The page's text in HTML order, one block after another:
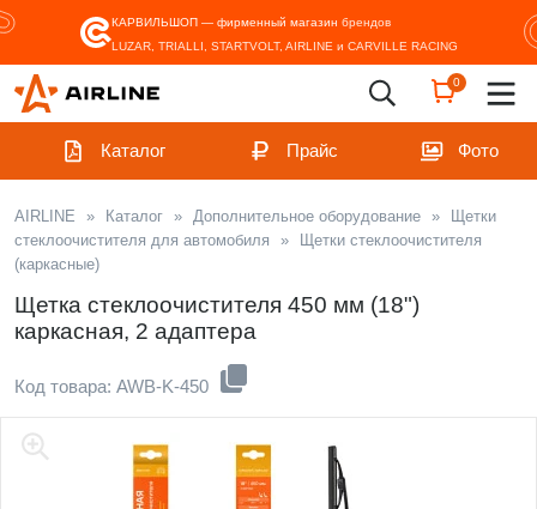
КАРВИЛЬШОП — фирменный магазин брендов
LUZAR, TRIALLI, STARTVOLT, AIRLINE и CARVILLE RACING
0
Каталог Прайс Фото
AIRLINE » Каталог » Дополнительное оборудование »
Щетки
стеклоочистителя для автомобиля
»
Щетки стеклоочистителя
(каркасные)
Щетка стеклоочистителя 450 мм (18")
каркасная, 2 адаптера
Код товара: AWB-K-450